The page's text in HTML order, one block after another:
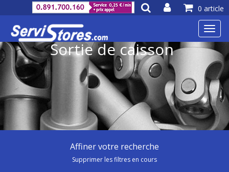
0 article
Sortie de caisson
Affiner votre recherche
Supprimer les filtres en cours